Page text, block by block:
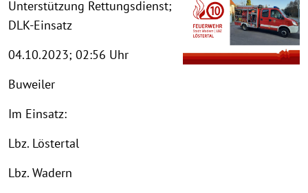
Unterstützung Rettungsdienst;
DLK-Einsatz
04.10.2023; 02:56 Uhr
Buweiler
Im Einsatz:
Lbz. Löstertal
Lbz. Wadern